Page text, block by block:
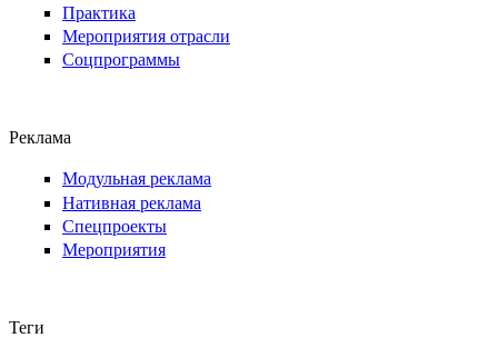
Практика
Мероприятия отрасли
Соцпрограммы
Реклама
Модульная реклама
Нативная реклама
Спецпроекты
Мероприятия
Теги